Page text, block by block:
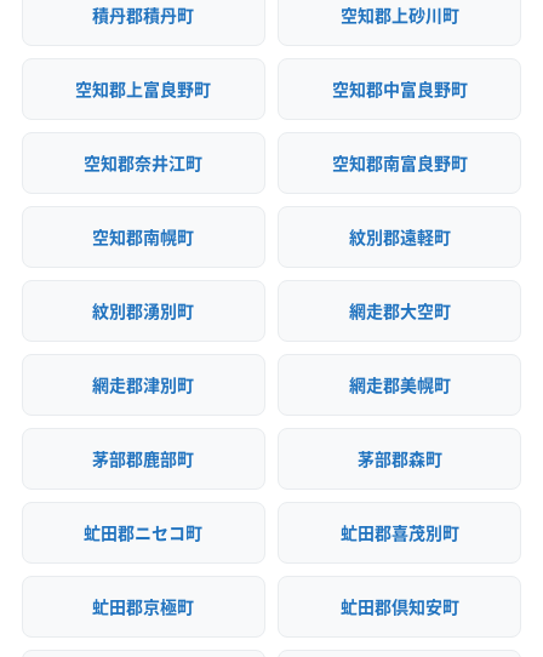
積丹郡積丹町 空知郡上砂川町
空知郡上富良野町 空知郡中富良野町
空知郡奈井江町 空知郡南富良野町
空知郡南幌町 紋別郡遠軽町
紋別郡湧別町 網走郡大空町
網走郡津別町 網走郡美幌町
茅部郡鹿部町 茅部郡森町
虻田郡ニセコ町 虻田郡喜茂別町
虻田郡京極町 虻田郡倶知安町